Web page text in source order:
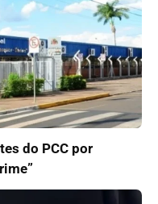
do PCC por